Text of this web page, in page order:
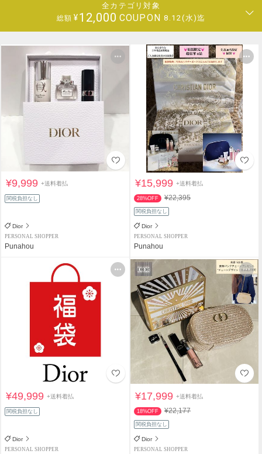
全カテゴリ対象
総額 ¥12,000 COUPON 8.12(水)迄
¥9,999+送料着払
関税負担なし
Dior
PERSONAL SHOPPER
Punahou
¥15,999+送料着払
28%OFF ¥22,395
関税負担なし
Dior
PERSONAL SHOPPER
Punahou
¥49,999+送料着払
関税負担なし
Dior
PERSONAL SHOPPER
¥17,999+送料着払
18%OFF ¥22,177
関税負担なし
Dior
PERSONAL SHOPPER